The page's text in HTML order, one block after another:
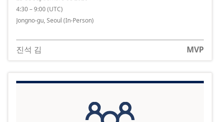
4:30 – 9:00(UTC)
Jongno-gu, Seoul (In-Person)
진석 김 MVP